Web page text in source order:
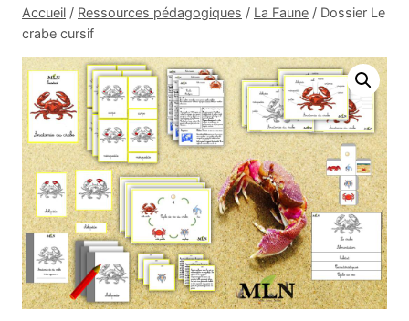
Accueil / Ressources pédagogiques / La Faune / Dossier Le
crabe cursif